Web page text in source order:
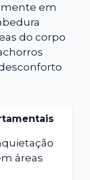
em
do corpo
áreas